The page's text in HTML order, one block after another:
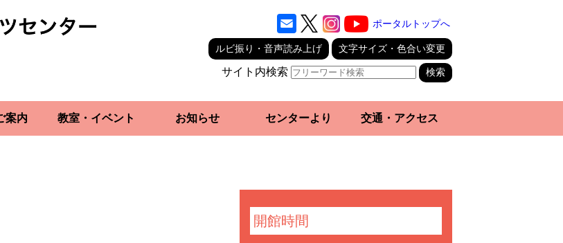
ポータルトップへ
ルビ振り・音声読み上げ 文字サイズ・色合い変更
サイト内検索
案内 教室・イベント お知らせ センターより 交通・アクセス
開館時間